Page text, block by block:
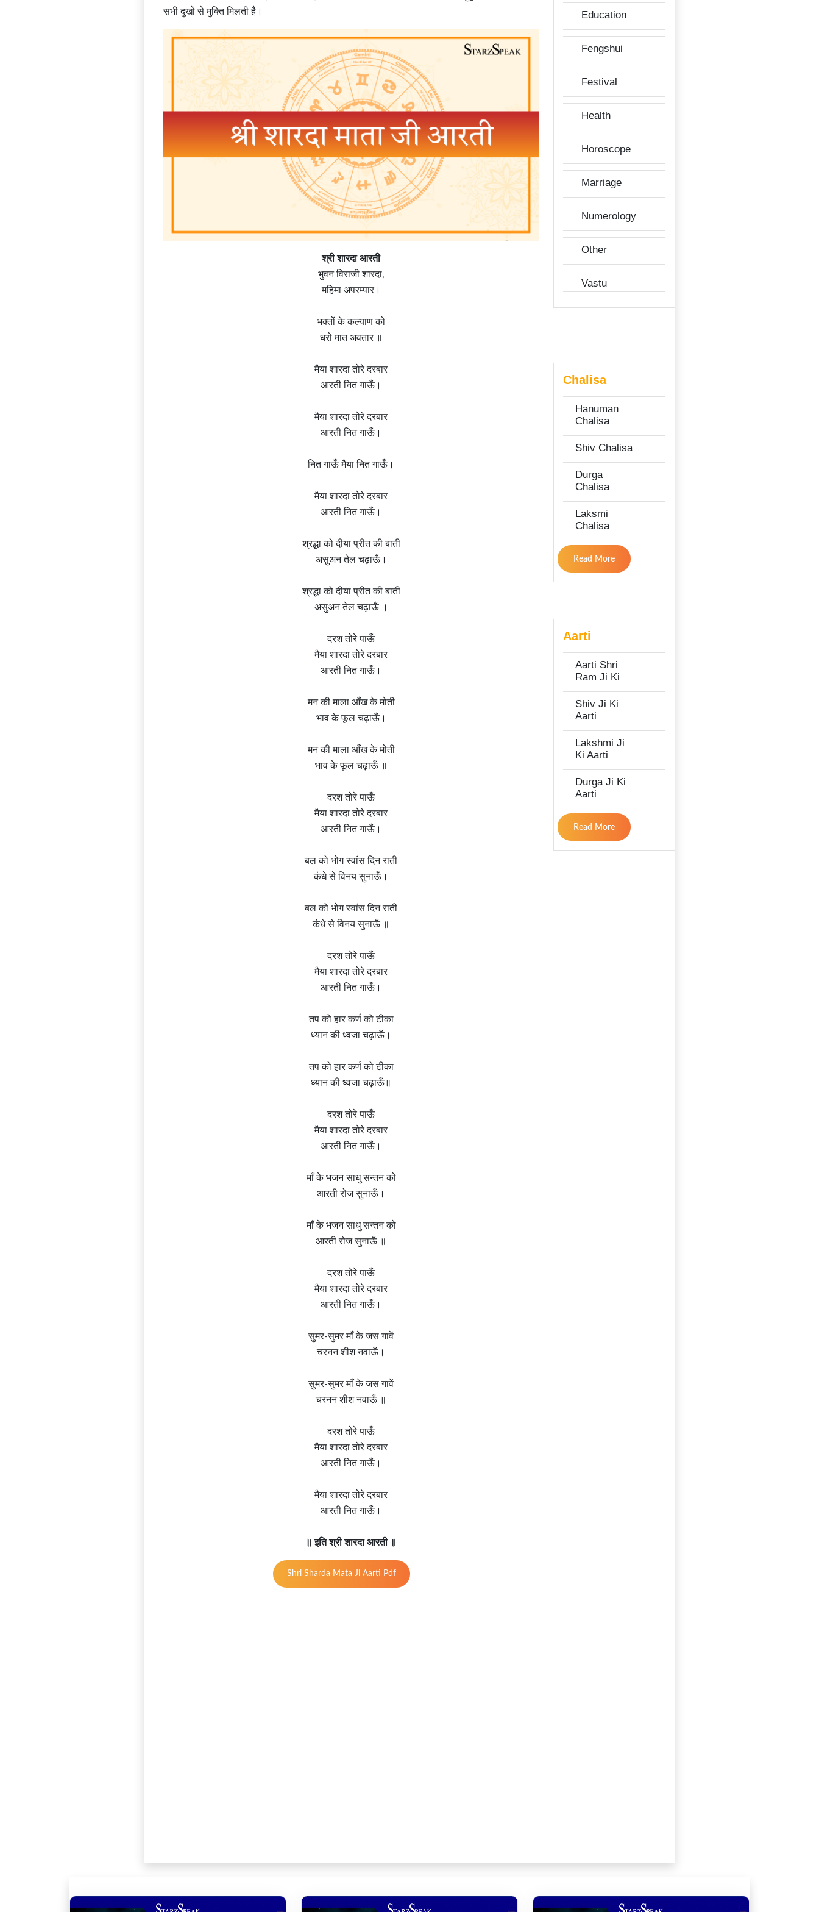
सभी दुखों से मुक्ति मिलती है।
श्री शारदा आरती
भुवन विराजी शारदा,
महिमा अपरम्पार।
भक्तों के कल्याण को
धरो मात अवतार ॥
मैया शारदा तोरे दरबार
आरती नित गाऊँ।
मैया शारदा तोरे दरबार
आरती नित गाऊँ।
नित गाऊँ मैया नित गाऊँ।
मैया शारदा तोरे दरबार
आरती नित गाऊँ।
श्रद्धा को दीया प्रीत की बाती
असुअन तेल चढ़ाऊँ।
श्रद्धा को दीया प्रीत की बाती
असुअन तेल चढ़ाऊँ ।
दरश तोरे पाऊँ
मैया शारदा तोरे दरबार
आरती नित गाऊँ।
मन की माला आँख के मोती
भाव के फूल चढ़ाऊँ।
मन की माला आँख के मोती
भाव के फूल चढ़ाऊँ ॥
दरश तोरे पाऊँ
मैया शारदा तोरे दरबार
आरती नित गाऊँ।
बल को भोग स्वांस दिन राती
कंधे से विनय सुनाऊँ।
बल को भोग स्वांस दिन राती
कंधे से विनय सुनाऊँ ॥
दरश तोरे पाऊँ
मैया शारदा तोरे दरबार
आरती नित गाऊँ।
तप को हार कर्ण को टीका
ध्यान की ध्वजा चढ़ाऊँ।
तप को हार कर्ण को टीका
ध्यान की ध्वजा चढ़ाऊँ॥
दरश तोरे पाऊँ
मैया शारदा तोरे दरबार
आरती नित गाऊँ।
माँ के भजन साधु सन्तन को
आरती रोज सुनाऊँ।
माँ के भजन साधु सन्तन को
आरती रोज सुनाऊँ ॥
दरश तोरे पाऊँ
मैया शारदा तोरे दरबार
आरती नित गाऊँ।
सुमर-सुमर माँ के जस गावें
चरनन शीश नवाऊँ।
सुमर-सुमर माँ के जस गावें
चरनन शीश नवाऊँ ॥
दरश तोरे पाऊँ
मैया शारदा तोरे दरबार
आरती नित गाऊँ।
मैया शारदा तोरे दरबार
आरती नित गाऊँ।
॥ इति श्री शारदा आरती ॥
Shri Sharda Mata Ji Aarti Pdf
Education
Fengshui
Festival
Health
Horoscope
Marriage
Numerology
Other
Vastu
Chalisa
Hanuman
Chalisa
Shiv Chalisa
Durga
Chalisa
Laksmi
Chalisa
Read More
Aarti
Aarti Shri
Ram Ji Ki
Shiv Ji Ki
Aarti
Lakshmi Ji
Ki Aarti
Durga Ji Ki
Aarti
Read More